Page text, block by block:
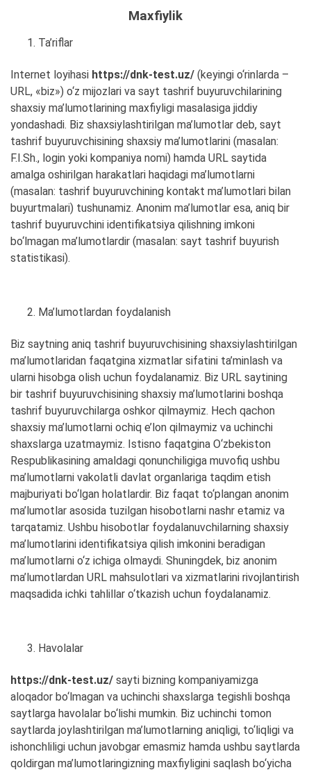
Maxfiylik
Ta’riflar
Internet loyihasi https://dnk-test.uz/ (keyingi o‘rinlarda –
URL, «biz») o‘z mijozlari va sayt tashrif buyuruvchilarining
shaxsiy ma’lumotlarining maxfiyligi masalasiga jiddiy
yondashadi. Biz shaxsiylashtirilgan ma’lumotlar deb, sayt
tashrif buyuruvchisining shaxsiy ma’lumotlarini (masalan:
F.I.Sh., login yoki kompaniya nomi) hamda URL saytida
amalga oshirilgan harakatlari haqidagi ma’lumotlarni
(masalan: tashrif buyuruvchining kontakt ma’lumotlari bilan
buyurtmalari) tushunamiz. Anonim ma’lumotlar esa, aniq bir
tashrif buyuruvchini identifikatsiya qilishning imkoni
bo‘lmagan ma’lumotlardir (masalan: sayt tashrif buyurish
statistikasi).
Ma’lumotlardan foydalanish
Biz saytning aniq tashrif buyuruvchisining shaxsiylashtirilgan
ma’lumotlaridan faqatgina xizmatlar sifatini ta’minlash va
ularni hisobga olish uchun foydalanamiz. Biz URL saytining
bir tashrif buyuruvchisining shaxsiy ma’lumotlarini boshqa
tashrif buyuruvchilarga oshkor qilmaymiz. Hech qachon
shaxsiy ma’lumotlarni ochiq e’lon qilmaymiz va uchinchi
shaxslarga uzatmaymiz. Istisno faqatgina O‘zbekiston
Respublikasining amaldagi qonunchiligiga muvofiq ushbu
ma’lumotlarni vakolatli davlat organlariga taqdim etish
majburiyati bo‘lgan holatlardir. Biz faqat to‘plangan anonim
ma’lumotlar asosida tuzilgan hisobotlarni nashr etamiz va
tarqatamiz. Ushbu hisobotlar foydalanuvchilarning shaxsiy
ma’lumotlarini identifikatsiya qilish imkonini beradigan
ma’lumotlarni o‘z ichiga olmaydi. Shuningdek, biz anonim
ma’lumotlardan URL mahsulotlari va xizmatlarini rivojlantirish
maqsadida ichki tahlillar o‘tkazish uchun foydalanamiz.
Havolalar
https://dnk-test.uz/ sayti bizning kompaniyamizga
aloqador bo‘lmagan va uchinchi shaxslarga tegishli boshqa
saytlarga havolalar bo‘lishi mumkin. Biz uchinchi tomon
saytlarda joylashtirilgan ma’lumotlarning aniqligi, to‘liqligi va
ishonchliligi uchun javobgar emasmiz hamda ushbu saytlarda
qoldirgan ma’lumotlaringizning maxfiyligini saqlash bo‘yicha